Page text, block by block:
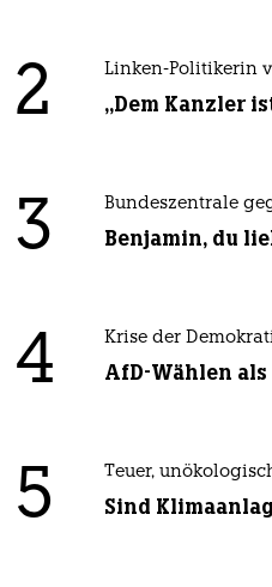
2 Linken-Politikerin
„Dem Kanzler
3 Bundeszentrale
Benjamin, du
4 Krise der
AfD-Wählen
5 Teuer,
Sind